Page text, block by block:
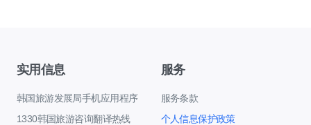
实用信息
韩国旅游发展局手机应用程序
1330韩国旅游咨询翻译热线
服务
服务条款
个人信息保护政策